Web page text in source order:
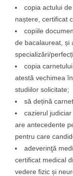
copia actului
naștere, certificat
copiile
de bacalaureat, și
specializări/
copia
atestă vechimea
studiilor solicitate;
să dețină
cazierul
are antecedente
pentru care
adeverinţă
certificat medical
vedere fizic și